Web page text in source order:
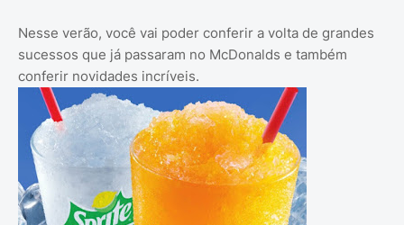
Nesse verão, você vai poder conferir a volta de grandes
sucessos que já passaram no McDonalds e também
conferir novidades incríveis.